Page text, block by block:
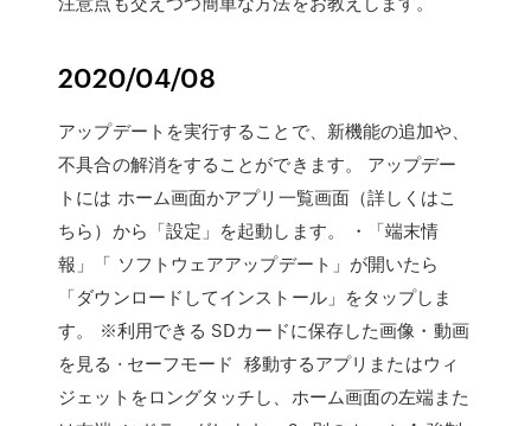
2020/04/08
アップデートを実行することで、新機能の追加や、
不具合の解消をすることができます。 アップデー
トには ホーム画面かアプリ一覧画面（詳しくはこ
ちら）から「設定」を起動します。 ・「端末情
報」「 ソフトウェアアップデート」が開いたら
「ダウンロードしてインストール」をタップしま
す。 ※利用できる SDカードに保存した画像・動画
を見る · セーフモード 移動するアプリまたはウィ
ジェットをロングタッチし、ホーム画面の左端また